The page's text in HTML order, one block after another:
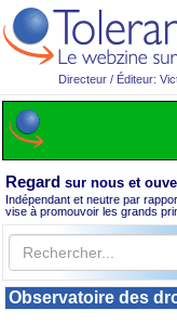
Directeur / Éditeur:
Regard sur nous et
Indépendant et neutre par
vise à promouvoir les grands
Observatoire des